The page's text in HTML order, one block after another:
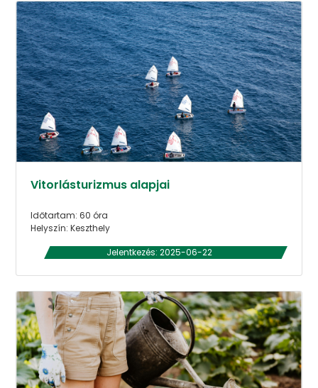
Vitorlásturizmus alapjai
Időtartam: 60 óra
Helyszín: Keszthely
Jelentkezés: 2025-06-22